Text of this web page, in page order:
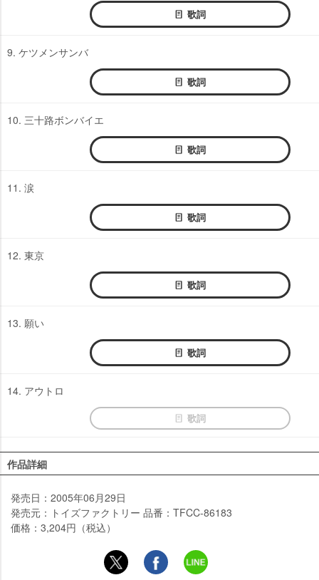
歌詞
9. ケツメンサンバ
歌詞
10. 三十路ボンバイエ
歌詞
11. 涙
歌詞
12. 東京
歌詞
13. 願い
歌詞
14. アウトロ
歌詞
作品詳細
発売日：2005年06月29日
発売元：トイズファクトリー 品番：TFCC-86183
価格：3,204円（税込）